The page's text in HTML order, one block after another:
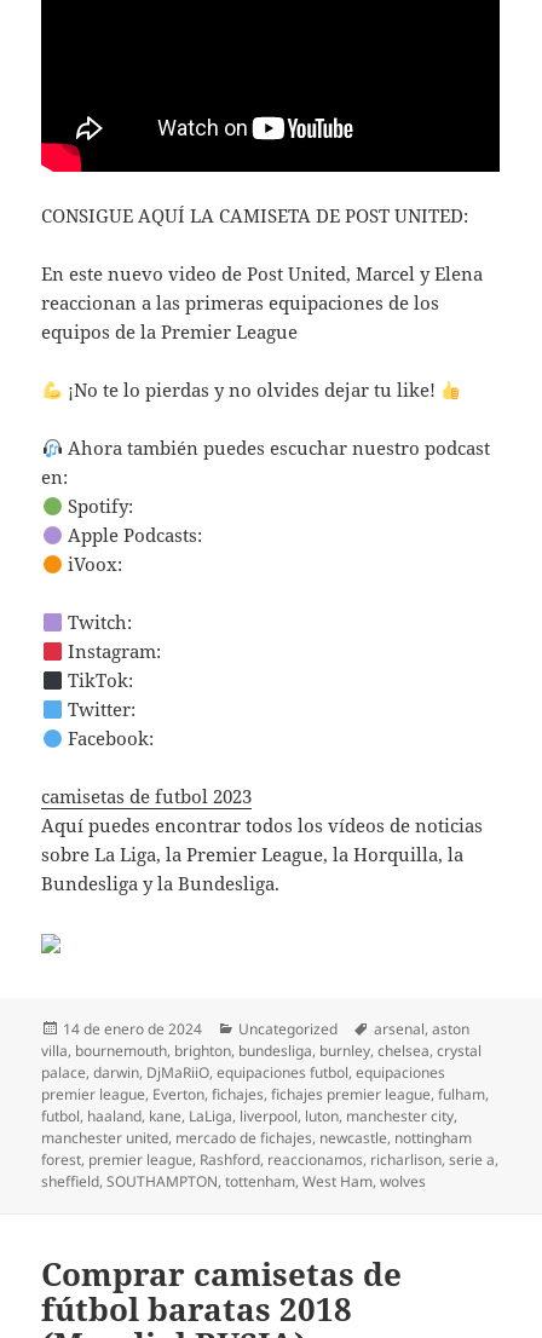
CONSIGUE AQUÍ LA CAMISETA DE POST UNITED:
En este nuevo video de Post United, Marcel y Elena
reaccionan a las primeras equipaciones de los
equipos de la Premier League
¡No te lo pierdas y no olvides dejar tu like!
Ahora también puedes escuchar nuestro podcast
en:
Spotify:
Apple Podcasts:
iVoox:
Twitch:
Instagram:
TikTok:
Twitter:
Facebook:
camisetas de futbol 2023
Aquí puedes encontrar todos los vídeos de noticias
sobre La Liga, la Premier League, la Horquilla, la
Bundesliga y la Bundesliga.
Publicado
el
14 de enero de 2024 Categorías
Uncategorized Etiquetas
arsenal,aston
villa, bournemouth, brighton, bundesliga, burnley,chelsea,crystal
palace,darwin, DjMaRiiO,equipaciones futbol,equipaciones
premier league, Everton,fichajes,fichajes premier league,fulham,
futbol, haaland, kane, LaLiga, liverpool, luton, manchester city,
manchester united, mercado de fichajes, newcastle, nottingham
forest, premier league, Rashford, reaccionamos, richarlison,serie a,
sheffield,SOUTHAMPTON,tottenham,West Ham,wolves
Comprar camisetas de
fútbol baratas 2018